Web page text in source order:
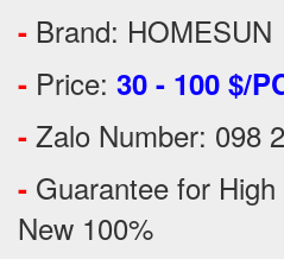
- Brand: HOMESUN
- Price: 30 - 100 $/
- Zalo Number: 098
- Guarantee for
New 100%